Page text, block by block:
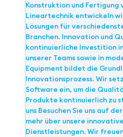
Konstruktion und Fertigung
Lineartechnik entwickeln
Lösungen für
Branchen. Innovation und
kontinuierliche Investition
unserer Teams sowie in
Equipment bildet die
Innovationsprozess. Wir
Software ein, um die
Produkte kontinuierlich zu
uns Besuchen Sie uns auf
mehr über unsere
Dienstleistungen. Wir